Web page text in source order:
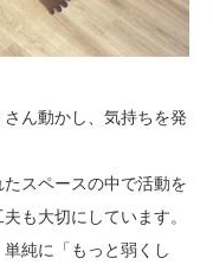
ん動かし、気持ちを発
スペースの中で活動を
も大切にしています。
純に「もっと弱くし